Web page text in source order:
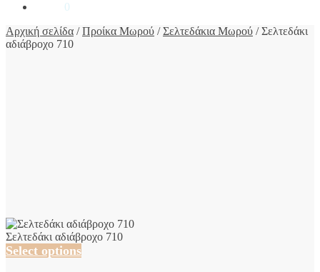
0
Αρχική σελίδα /Προίκα Μωρού /Σελτεδάκια Μωρού /Σελτεδάκι
αδιάβροχο 710
Σελτεδάκι αδιάβροχο 710
Select options